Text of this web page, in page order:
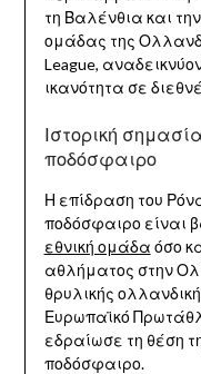
τη Βαλένθια και
ομάδας της
League,
ικανότητα σε
Ιστορική
ποδόσφαιρο
Η επίδραση του
ποδόσφαιρο είναι
εθνική ομάδα όσο
αθλήματος στην
θρυλικής
Ευρωπαϊκό
εδραίωσε τη θέση
ποδόσφαιρο.